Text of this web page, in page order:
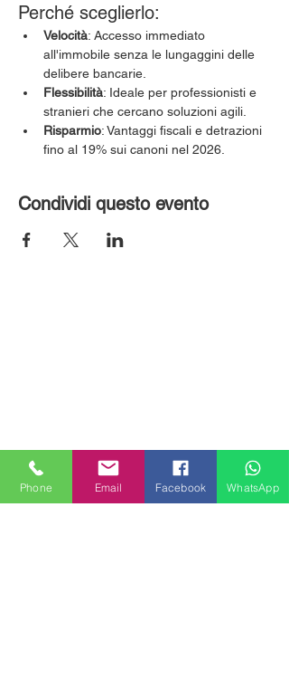
Perché sceglierlo:
Velocità: Accesso immediato
all'immobile senza le lungaggini delle
delibere bancarie.
Flessibilità: Ideale per professionisti e
stranieri che cercano soluzioni agili.
Risparmio: Vantaggi fiscali e detrazioni
fino al 19% sui canoni nel 2026.
Condividi questo evento
Phone Email Facebook WhatsApp